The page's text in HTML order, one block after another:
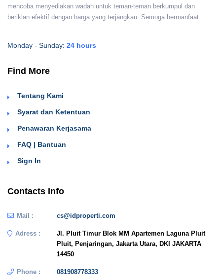
mencoba menyediakan wadah untuk teman-teman berkumpul dan
beriklan efektif dengan harga yang terjangkau. Semoga bermanfaat.
Monday - Sunday: 24 hours
Find More
Tentang Kami
Syarat dan Ketentuan
Penawaran Kerjasama
FAQ | Bantuan
Sign In
Contacts Info
Mail : cs@idproperti.com
Adress :
Jl. Pluit Timur Blok MM Apartemen Laguna Pluit
Pluit, Penjaringan, Jakarta Utara, DKI JAKARTA
14450
Phone : 081908778333